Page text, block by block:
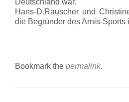
Deutschland war.
Hans-D.Rauscher und
die Begründer des Arnis-Sports
Bookmark the permalink.